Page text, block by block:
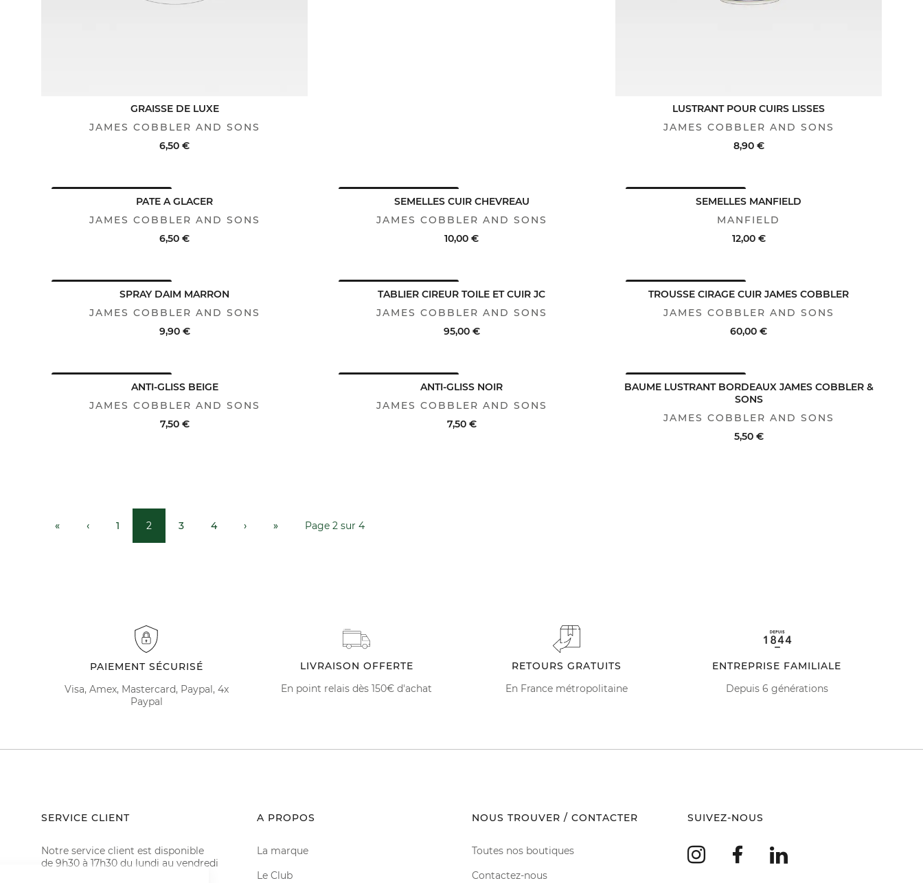
GRAISSE DE LUXE
JAMES COBBLER AND SONS
6,50 €
ACHAT RAPIDE VOIR LE DÉTAIL
LUSTRANT POUR CUIRS LISSES
JAMES COBBLER AND SONS
8,90 €
ACHAT RAPIDE VOIR LE DÉTAIL
AVANTAGE CLUB : -25%PATE A GLACER
JAMES COBBLER AND SONS
6,50 €
ACHAT RAPIDE VOIR LE DÉTAIL
AVANTAGE CLUB : -25%
SEMELLES CUIR CHEVREAU
JAMES COBBLER AND SONS
10,00 €
ACHAT RAPIDE VOIR LE DÉTAIL
AVANTAGE CLUB : -25%SEMELLES MANFIELD
MANFIELD
12,00 €
ACHAT RAPIDE VOIR LE DÉTAIL
AVANTAGE CLUB : -25%SPRAY DAIM MARRON
JAMES COBBLER AND SONS
9,90 €
ACHAT RAPIDE VOIR LE DÉTAIL
AVANTAGE CLUB : -25%
TABLIER CIREUR TOILE ET CUIR JC
JAMES COBBLER AND SONS
95,00 €
ACHAT RAPIDE VOIR LE DÉTAIL
AVANTAGE CLUB : -25%
TROUSSE CIRAGE CUIR JAMES COBBLER
JAMES COBBLER AND SONS
60,00 €
ACHAT RAPIDE VOIR LE DÉTAIL
AVANTAGE CLUB : -25%ANTI-GLISS BEIGE
JAMES COBBLER AND SONS
7,50 €
AVANTAGE CLUB : -25%ANTI-GLISS NOIR
JAMES COBBLER AND SONS
7,50 €
AVANTAGE CLUB : -25%
BAUME LUSTRANT BORDEAUX JAMES COBBLER &
SONS
JAMES COBBLER AND SONS
5,50 €
« ‹ 1 2 3 4 › » Page 2 sur 4
PAIEMENT SÉCURISÉ
Visa, Amex, Mastercard, Paypal, 4x
Paypal
LIVRAISON OFFERTE
En point relais dès 150€ d'achat
RETOURS GRATUITS
En France métropolitaine
ENTREPRISE FAMILIALE
Depuis 6 générations
SERVICE CLIENT
Notre service client est disponible
de 9h30 à 17h30 du lundi au vendredi
A PROPOS
La marque
Le Club
NOUS TROUVER / CONTACTER
Toutes nos boutiques
Contactez-nous
SUIVEZ-NOUS
InstagramFacebook
LinkedIn